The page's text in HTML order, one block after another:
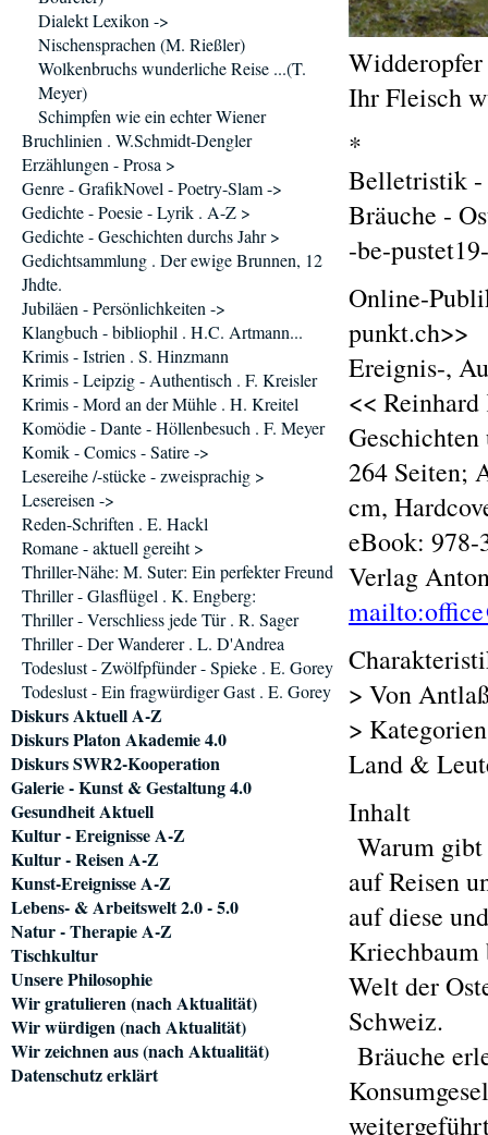
Ihr Fleisch
*
Belletristik -
Bräuche -
-be-
Online-
punkt.ch>>
Ereignis-,
<<
264 Seiten;
cm,
eBook: 978-
Verlag
> Von
>
Land &
Inhalt
Warum gibt
auf Reisen
auf diese
Kriechbaum
Welt der
Schweiz.
Bräuche
Dialekt Lexikon ->
Nischensprachen (M. Rießler)
Wolkenbruchs wunderliche Reise ...(T.
Meyer)
Schimpfen wie ein echter Wiener
Bruchlinien . W.Schmidt-Dengler
Erzählungen - Prosa >
Genre - GrafikNovel - Poetry-Slam ->
Gedichte - Poesie - Lyrik . A-Z >
Gedichte - Geschichten durchs Jahr >
Gedichtsammlung . Der ewige Brunnen, 12
Jhdte.
Jubiläen - Persönlichkeiten ->
Klangbuch - bibliophil . H.C. Artmann...
Krimis - Istrien . S. Hinzmann
Krimis - Leipzig - Authentisch . F. Kreisler
Krimis - Mord an der Mühle . H. Kreitel
Komödie - Dante - Höllenbesuch . F. Meyer
Komik - Comics - Satire ->
Lesereihe /-stücke - zweisprachig >
Lesereisen ->
Reden-Schriften . E. Hackl
Romane - aktuell gereiht >
Thriller-Nähe: M. Suter: Ein perfekter Freund
Thriller - Glasflügel . K. Engberg:
Thriller - Verschliess jede Tür . R. Sager
Thriller - Der Wanderer . L. D'Andrea
Todeslust - Zwölfpfünder - Spieke . E. Gorey
Todeslust - Ein fragwürdiger Gast . E. Gorey
Diskurs Aktuell A-Z
Diskurs Platon Akademie 4.0
Diskurs SWR2-Kooperation
Galerie - Kunst & Gestaltung 4.0
Gesundheit Aktuell
Kultur - Ereignisse A-Z
Kultur - Reisen A-Z
Kunst-Ereignisse A-Z
Lebens- & Arbeitswelt 2.0 - 5.0
Natur - Therapie A-Z
Tischkultur
Unsere Philosophie
Wir gratulieren (nach Aktualität)
Wir würdigen (nach Aktualität)
Wir zeichnen aus (nach Aktualität)
Datenschutz erklärt